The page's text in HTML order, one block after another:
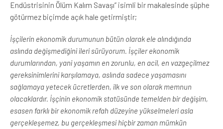
Endüstrisinin Ölüm Kalım Savaşı” isimli bir makalesinde şüphe
götürmez biçimde açık hale getirmiştir;
İşçilerin ekonomik durumunun bütün olarak ele alındığında
aslında değişmediğini ileri sürüyorum. İşçiler ekonomik
durumlarından, yani yaşamın en zorunlu, en acil, en vazgeçilmez
gereksinimlerini karşılamaya, aslında sadece yaşamasını
sağlamaya yetecek ücretlerden, ilk ve son olarak memnun
olacaklardır. İşçinin ekonomik statüsünde temelden bir değişim,
esasen farklı bir ekonomik refah düzeyine yükselmeleri asla
gerçekleşemez, bu gerçekleşmesi hiçbir zaman mümkün